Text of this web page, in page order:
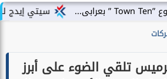
سيتي إيدج للتطوير
تلقي الضوء على أبرز